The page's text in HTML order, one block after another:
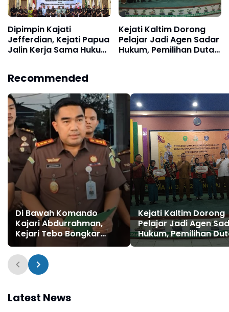
Dipimpin Kajati
Jefferdian, Kejati Papua
Jalin Kerja Sama Hukum
Kejati Kaltim Dorong
Pelajar Jadi Agen Sadar
Hukum, Pemilihan Duta
Recommended
Di Bawah Komando
Kajari Abdurrahman,
Kejari Tebo Bongkar
Dugaan Korupsi Dana
Desa Sungai Pandan
Kejati Kaltim Dorong
Pelajar Jadi Agen
Hukum, Pemilihan
Pelajar Kukar
Latest News